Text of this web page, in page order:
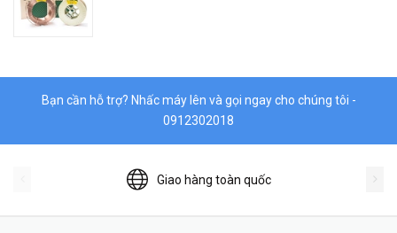
Bạn cần hỗ trợ? Nhấc máy lên và gọi ngay cho chúng tôi -
0912302018
Giao hàng toàn quốc